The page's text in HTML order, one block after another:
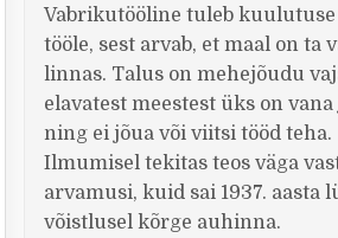
Vabrikutööline tuleb kuulutuse
tööle, sest arvab, et maal on ta
linnas. Talus on mehejõudu
elavatest meestest üks on
ning ei jõua või viitsi tööd teha.
Ilmumisel tekitas teos väga
arvamusi, kuid sai 1937. aasta
võistlusel kõrge auhinna.